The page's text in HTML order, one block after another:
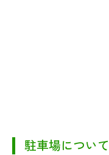
駐車場について